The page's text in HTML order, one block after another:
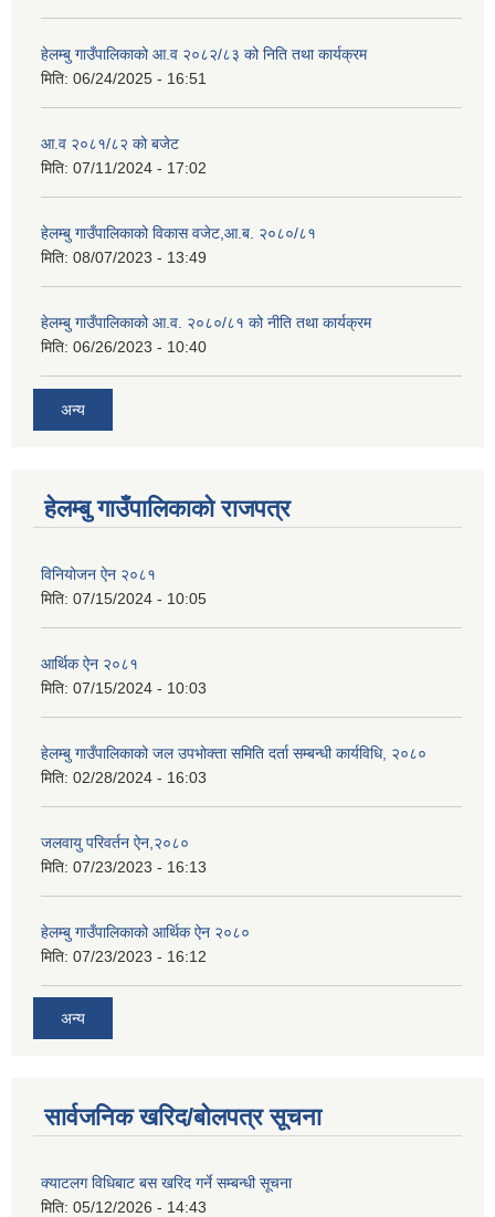
हेलम्बु गाउँपालिकाको आ.व २०८२/८३ को निति तथा कार्यक्रम
मिति: 06/24/2025 - 16:51
आ.व २०८१/८२ को बजेट
मिति: 07/11/2024 - 17:02
हेलम्बु गाउँपालिकाको विकास वजेट,आ.ब. २०८०/८१
मिति: 08/07/2023 - 13:49
हेलम्बु गाउँपालिकाको आ.व. २०८०/८१ को नीति तथा कार्यक्रम
मिति: 06/26/2023 - 10:40
अन्य
हेलम्बु गाउँपालिकाको राजपत्र
विनियोजन ऐन २०८१
मिति: 07/15/2024 - 10:05
आर्थिक ऐन २०८१
मिति: 07/15/2024 - 10:03
हेलम्बु गाउँपालिकाको जल उपभोक्ता समिति दर्ता सम्बन्धी कार्यविधि, २०८०
मिति: 02/28/2024 - 16:03
जलवायु परिवर्तन ऐन,२०८०
मिति: 07/23/2023 - 16:13
हेलम्बु गाउँपालिकाको आर्थिक ऐन २०८०
मिति: 07/23/2023 - 16:12
अन्य
सार्वजनिक खरिद/बोलपत्र सूचना
क्याटलग विधिबाट बस खरिद गर्ने सम्बन्धी सूचना
मिति: 05/12/2026 - 14:43